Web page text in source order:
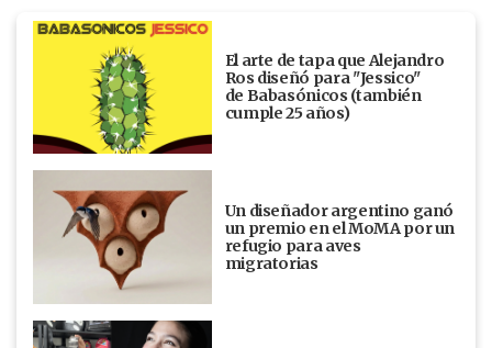
El arte de tapa que Alejandro
Ros diseñó para "Jessico"
de Babasónicos (también
cumple 25 años)
Un diseñador argentino ganó
un premio en el MoMA por un
refugio para aves
migratorias